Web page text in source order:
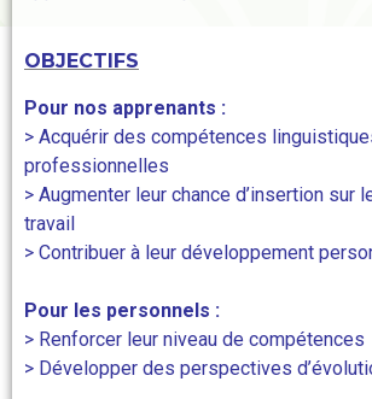
OBJECTIFS
Pour nos apprenants :
> Acquérir des compétences
professionnelles
> Augmenter leur chance d’insertion sur
travail
> Contribuer à leur développement
Pour les personnels :
> Renforcer leur niveau de compétences
> Développer des perspectives